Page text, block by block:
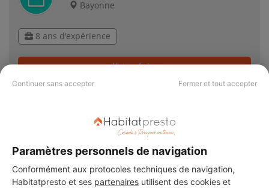
Continuer sans accepter Fermer et tout accepter
Paramètres personnels de navigation
Conformément aux protocoles techniques de navigation,
Habitatpresto et ses partenaires utilisent des cookies et
Bayonne
8 ans d'expérience
Voir sa fiche
Naceo Concept
15 ans d'expérience